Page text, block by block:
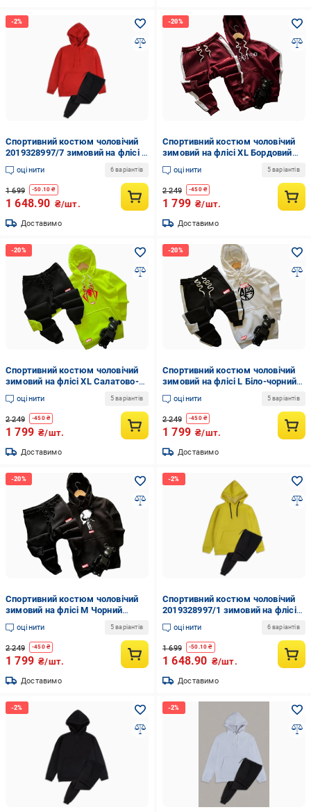
Спортивний костюм чоловічий
2019328997/7 зимовий на флісі S
Червоно-чорний
(2019328997/7/2)
оцінити 6 варіантів
1 699 -50.10 ₴
1 648.90 ₴/шт.
Доставимо
Спортивний костюм чоловічий
зимовий на флісі XL Бордовий
(2021646615/4/4)
оцінити 5 варіантів
2 249 -450₴
1 799 ₴/шт.
Доставимо
Спортивний костюм чоловічий
зимовий на флісі XL Салатово-
чорний (2021646615/3/4)
оцінити 5 варіантів
2 249 -450₴
1 799 ₴/шт.
Доставимо
Спортивний костюм чоловічий
зимовий на флісі L Біло-чорний
(2021646615/2/3)
оцінити 5 варіантів
2 249 -450₴
1 799 ₴/шт.
Доставимо
Спортивний костюм чоловічий
зимовий на флісі M Чорний
(2021646615/1/2)
оцінити 5 варіантів
2 249 -450₴
1 799 ₴/шт.
Доставимо
Спортивний костюм чоловічий
2019328997/1 зимовий на флісі
M Жовто-чорний
(2019328997/1/3)
оцінити 6 варіантів
1 699 -50.10 ₴
1 648.90 ₴/шт.
Доставимо